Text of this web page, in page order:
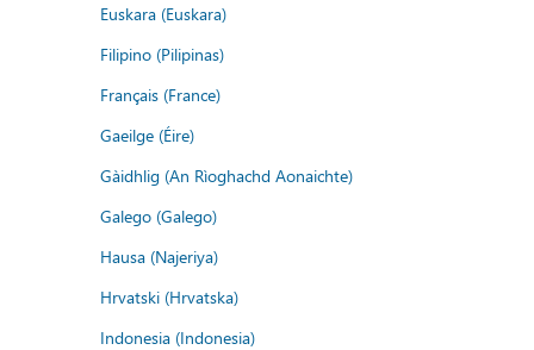
Euskara (Euskara)
Filipino (Pilipinas)
Français (France)
Gaeilge (Éire)
Gàidhlig (An Rìoghachd Aonaichte)
Galego (Galego)
Hausa (Najeriya)
Hrvatski (Hrvatska)
Indonesia (Indonesia)